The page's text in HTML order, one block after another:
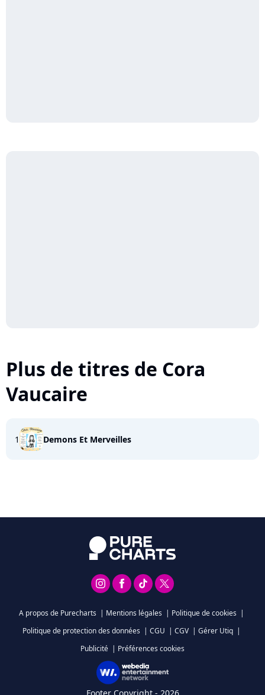
Plus de titres de Cora
Vaucaire
1 Demons Et Merveilles
A propos de Purecharts | Mentions légales | Politique de cookies |
Politique de protection des données | CGU | CGV | Gérer Utiq |
Publicité | Préférences cookies